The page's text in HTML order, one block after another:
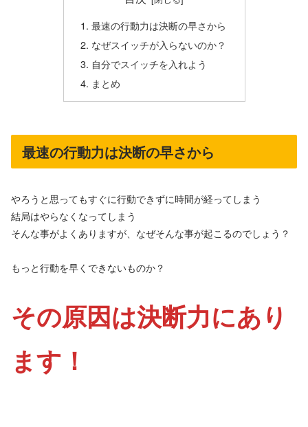
最速の行動力は決断の早さから
なぜスイッチが入らないのか？
自分でスイッチを入れよう
まとめ
最速の行動力は決断の早さから
やろうと思ってもすぐに行動できずに時間が経ってしまう
結局はやらなくなってしまう
そんな事がよくありますが、なぜそんな事が起こるのでしょう？
もっと行動を早くできないものか？
その原因は決断力にあり
ます！